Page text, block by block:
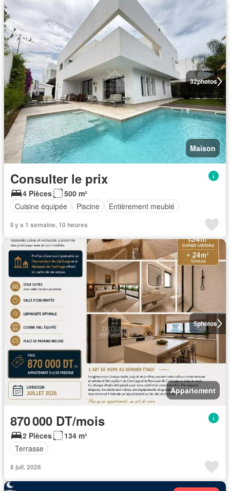
32photos
Maison
Consulter le prix
4 Pièces
500 m²
Cuisine équipée
Piscine Entièrement meublé
Il y a 1 semaine, 10 heures
5photos
Appartement
870 000 DT/mois
2 Pièces
134 m²
Terrasse
8 juil. 2026